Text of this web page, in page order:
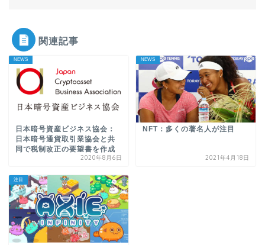
関連記事
NEWS
日本暗号資産ビジネス協会：
日本暗号通貨取引業協会と共
同で税制改正の要望書を作成
2020年8月6日
NEWS
NFT：多くの著名人が注目
2021年4月18日
注目